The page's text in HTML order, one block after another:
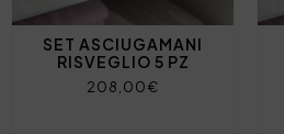
SET ASCIUGAMANI
RISVEGLIO 5 PZ
208,00€